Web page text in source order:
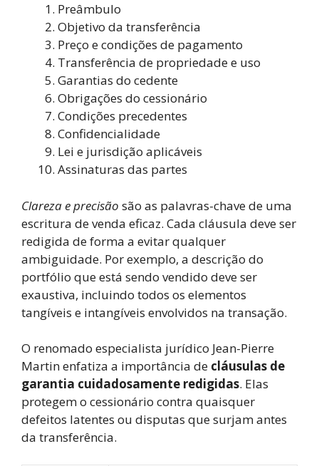
Preâmbulo
Objetivo da transferência
Preço e condições de pagamento
Transferência de propriedade e uso
Garantias do cedente
Obrigações do cessionário
Condições precedentes
Confidencialidade
Lei e jurisdição aplicáveis
Assinaturas das partes
Clareza e precisão são as palavras-chave de uma
escritura de venda eficaz. Cada cláusula deve ser
redigida de forma a evitar qualquer
ambiguidade. Por exemplo, a descrição do
portfólio que está sendo vendido deve ser
exaustiva, incluindo todos os elementos
tangíveis e intangíveis envolvidos na transação.
O renomado especialista jurídico Jean-Pierre
Martin enfatiza a importância de cláusulas de
garantia cuidadosamente redigidas. Elas
protegem o cessionário contra quaisquer
defeitos latentes ou disputas que surjam antes
da transferência.